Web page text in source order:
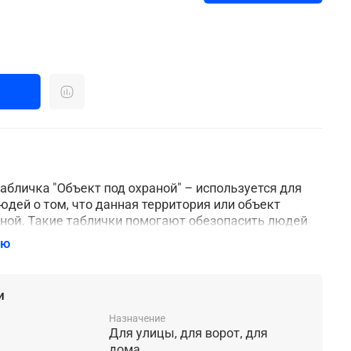
"Объект под охраной" – используется для
о том, что данная территория или объект
Такие таблички помогают обезопасить людей
злоумышленников, а так же предупредить о
УФ-печати. Данный способ печати обладает
к УФ излучению, благодаря чему табличка
цвета долгое время. Благодаря
Назначение
Для улицы, для ворот, для